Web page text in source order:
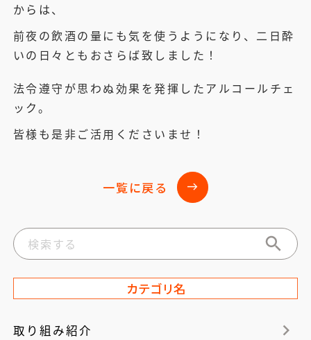
からは、
前夜の飲酒の量にも気を使うようになり、二日酔
いの日々ともおさらば致しました！
法令遵守が思わぬ効果を発揮したアルコールチェ
ック。
皆様も是非ご活用くださいませ！
一覧に戻る east
カテゴリ名
取り組み紹介